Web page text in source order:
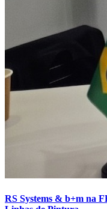
RS Systems & b+m na